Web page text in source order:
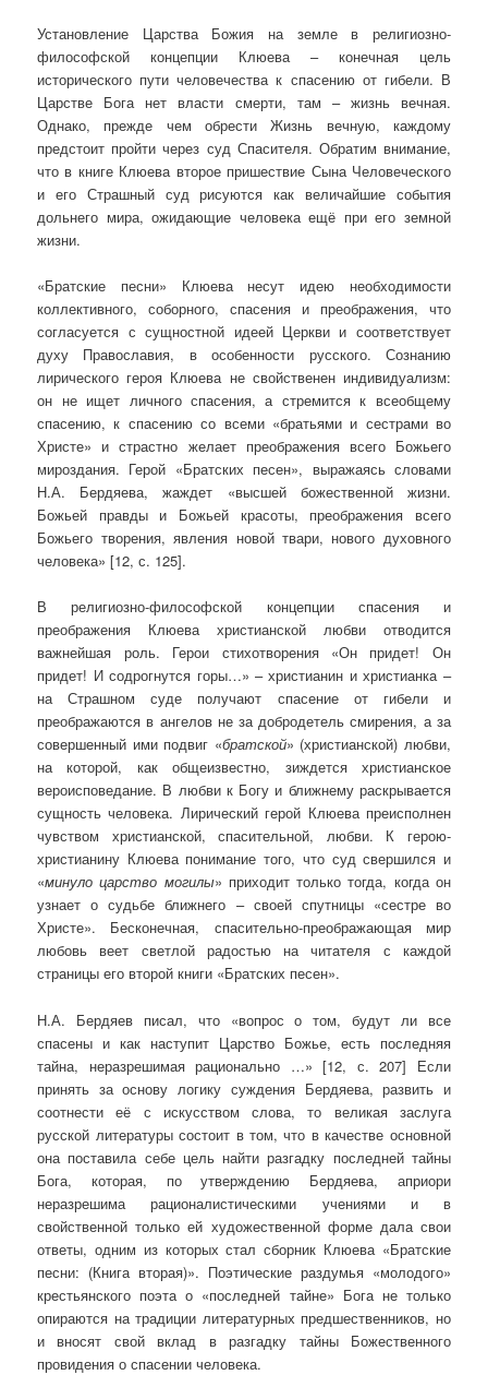
Установление Царства Божия на земле в религиозно-
философской концепции Клюева – конечная цель
исторического пути человечества к спасению от гибели. В
Царстве Бога нет власти смерти, там – жизнь вечная.
Однако, прежде чем обрести Жизнь вечную, каждому
предстоит пройти через суд Спасителя. Обратим внимание,
что в книге Клюева второе пришествие Сына Человеческого
и его Страшный суд рисуются как величайшие события
дольнего мира, ожидающие человека ещё при его земной
жизни.
«Братские песни» Клюева несут идею необходимости
коллективного, соборного, спасения и преображения, что
согласуется с сущностной идеей Церкви и соответствует
духу Православия, в особенности русского. Сознанию
лирического героя Клюева не свойственен индивидуализм:
он не ищет личного спасения, а стремится к всеобщему
спасению, к спасению со всеми «братьями и сестрами во
Христе» и страстно желает преображения всего Божьего
мироздания. Герой «Братских песен», выражаясь словами
Н.А. Бердяева, жаждет «высшей божественной жизни.
Божьей правды и Божьей красоты, преображения всего
Божьего творения, явления новой твари, нового духовного
человека» [12, с. 125].
В религиозно-философской концепции спасения и
преображения Клюева христианской любви отводится
важнейшая роль. Герои стихотворения «Он придет! Он
придет! И содрогнутся горы…» – христианин и христианка –
на Страшном суде получают спасение от гибели и
преображаются в ангелов не за добродетель смирения, а за
совершенный ими подвиг «братской» (христианской) любви,
на которой, как общеизвестно, зиждется христианское
вероисповедание. В любви к Богу и ближнему раскрывается
сущность человека. Лирический герой Клюева преисполнен
чувством христианской, спасительной, любви. К герою-
христианину Клюева понимание того, что суд свершился и
«минуло царство могилы» приходит только тогда, когда он
узнает о судьбе ближнего – своей спутницы «сестре во
Христе». Бесконечная, спасительно-преображающая мир
любовь веет светлой радостью на читателя с каждой
страницы его второй книги «Братских песен».
Н.А. Бердяев писал, что «вопрос о том, будут ли все
спасены и как наступит Царство Божье, есть последняя
тайна, неразрешимая рационально …» [12, с. 207] Если
принять за основу логику суждения Бердяева, развить и
соотнести её с искусством слова, то великая заслуга
русской литературы состоит в том, что в качестве основной
она поставила себе цель найти разгадку последней тайны
Бога, которая, по утверждению Бердяева, априори
неразрешима рационалистическими учениями и в
свойственной только ей художественной форме дала свои
ответы, одним из которых стал сборник Клюева «Братские
песни: (Книга вторая)». Поэтические раздумья «молодого»
крестьянского поэта о «последней тайне» Бога не только
опираются на традиции литературных предшественников, но
и вносят свой вклад в разгадку тайны Божественного
провидения о спасении человека.